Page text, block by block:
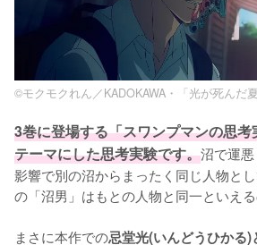
©モクモクれん／KADOKAWA・「光が死んだ
3巻に登場する「スワンプマンの思
テーマにした思考実験です。沼で運
影響で別の沼からまったく同じ人物と
の「沼男」はもとの人物と同一といえる
まさに本作での忌堂光(いんどうひかる)